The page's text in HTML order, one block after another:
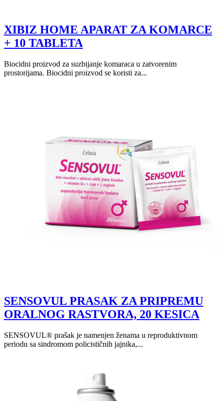
XIBIZ HOME APARAT ZA KOMARCE
+ 10 TABLETA
Biocidni proizvod za suzbijanje komaraca u zatvorenim
prostorijama. Biocidni proizvod se koristi za...
SENSOVUL PRASAK ZA PRIPREMU
ORALNOG RASTVORA, 20 KESICA
SENSOVUL® prašak je namenjen ženama u reproduktivnom
periodu sa sindromom policističnih jajnika,...